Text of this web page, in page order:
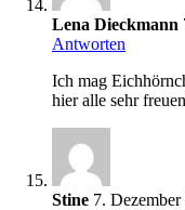
Lena Dieckmann
Antworten
Ich mag
hier alle sehr
Stine 7.